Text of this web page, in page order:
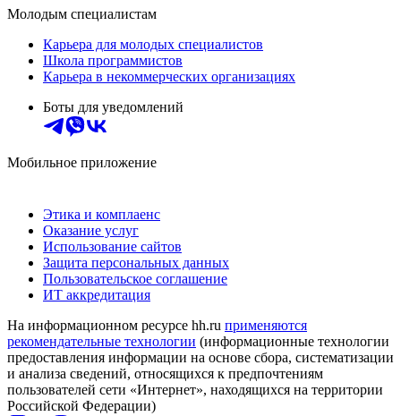
Молодым специалистам
Карьера для молодых специалистов
Школа программистов
Карьера в некоммерческих организациях
Боты для уведомлений
Мобильное приложение
Этика и комплаенс
Оказание услуг
Использование сайтов
Защита персональных данных
Пользовательское соглашение
ИТ аккредитация
На информационном ресурсе hh.ru применяются
рекомендательные технологии (информационные технологии
предоставления информации на основе сбора, систематизации
и анализа сведений, относящихся к предпочтениям
пользователей сети «Интернет», находящихся на территории
Российской Федерации)